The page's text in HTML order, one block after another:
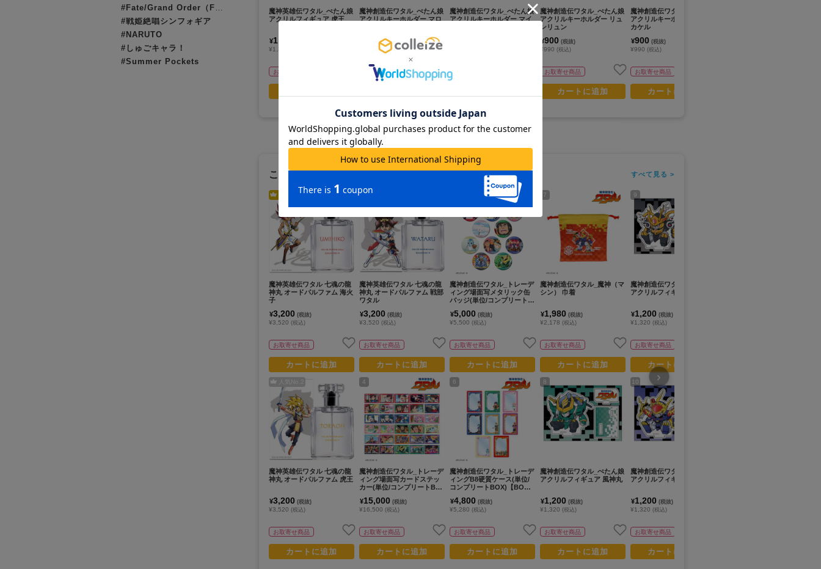
#Fate/Grand Order（FGO）
#戦姫絶唱シンフォギア
#NARUTO
#しゅごキャラ！
#Summer Pockets
魔神英雄伝ワタル_ぺたん娘
アクリルフィギュア 虎王
¥1,200
¥1,320
お取寄せ商品
魔神創造伝ワタル_ぺたん娘
アクリルキーホルダー マロ
900 (税抜)
(税込)
お取寄せ商品
魔神創造伝ワタル_ぺたん娘
アクリルキーホルダー マイ
魔神創造伝ワタル_ぺたん娘
アクリルキーホルダー リュ
ンリュン
¥900 (税抜)
¥990 (税込)
お取寄せ商品
カートに追加
魔神創造伝ワタル_ぺたん娘
アクリルキーホルダー 天部
カケル
¥900 (税抜)
¥990 (税込)
お取寄せ商品
カートに追加
この作品のランキング すべて見る >
人気No.1
魔神英雄伝ワタル 七魂の龍
神丸 オードパルファム 海火
子
¥3,200 (税抜)
¥3,520(税込)
お取寄せ商品
カートに追加
人気No.
魔神英雄伝ワタル 七魂の龍
神丸 オードパルファム 虎王
¥3,200 (税抜)
¥3,520(税込)
お取寄せ商品
カートに追加
人気No.
魔神英雄伝ワタル 七魂の龍
神丸 オードパルファム 戦部
ワタル
¥3,200 (税抜)
¥3,520(税込)
お取寄せ商品
カートに追加
4
魔神創造伝ワタル_トレーデ
ィング場面写カードステッ
カー(単位/コンプリートBO
¥15,000 (税抜)
¥16,500(税込)
お取寄せ商品
カートに追加
魔神創造伝ワタル_トレーデ
ィング場面写メタリック缶
バッジ(単位/コンプリートB
¥5,000 (税抜)
¥5,500 (税込)
お取寄せ商品
カートに追加
6
魔神創造伝ワタル_トレーデ
ィングB8硬質ケース(単位/
コンプリートBOX)【BOX/8
¥4,800 (税抜)
¥5,280 (税込)
お取寄せ商品
カートに追加
7
魔神創造伝ワタル_魔神（マ
シン） 巾着
¥1,980 (税抜)
¥2,178 (税込)
お取寄せ商品
カートに追加
8
魔神創造伝ワタル_ぺたん娘
アクリルフィギュア 風神丸
¥1,200 (税抜)
¥1,320 (税込)
お取寄せ商品
カートに追加
9
魔神創造伝ワタル_ぺたん娘
アクリルフィギュア 麒麟丸
¥1,200 (税抜)
¥1,320 (税込)
お取寄せ商品
カートに追加
10
魔神創造伝ワタル_ぺたん娘
アクリルフィギュア 龍神丸
¥1,200 (税抜)
¥1,320 (税込)
お取寄せ商品
カートに追加
›